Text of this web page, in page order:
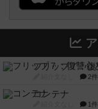
フリップ７：
2
コンテナ
1